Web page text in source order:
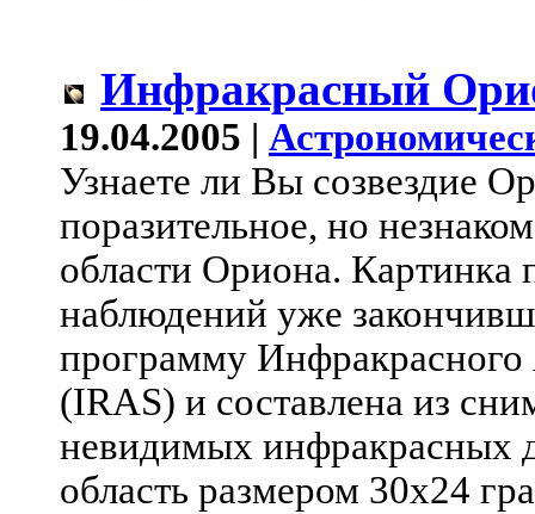
Инфракрасный
19.04.2005 |
Узнаете ли Вы созвездие
поразительное, но
области Ориона. Картинка
наблюдений уже
программу
(IRAS) и составлена из
невидимых инфракрасных
область размером 30x24